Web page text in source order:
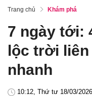
Trang chủ Khám phá
7 ngày tới:
lộc trời liên
nhanh
10:12, Thứ tư 18/03/2026